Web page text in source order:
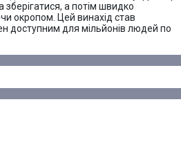
а потім швидко
окропом. Цей винахід став
доступним для мільйонів людей по